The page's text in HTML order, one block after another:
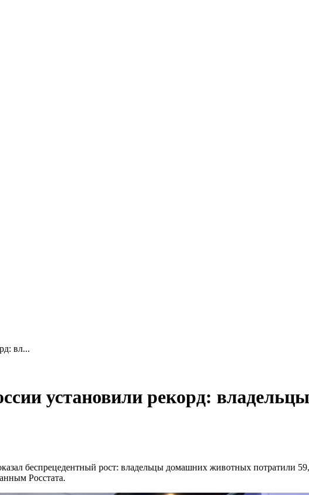
вл...
установили рекорд:
беспрецедентный рост: владельцы домашних животных потратили
Росстата.